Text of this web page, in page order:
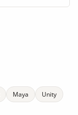
Maya
Unity